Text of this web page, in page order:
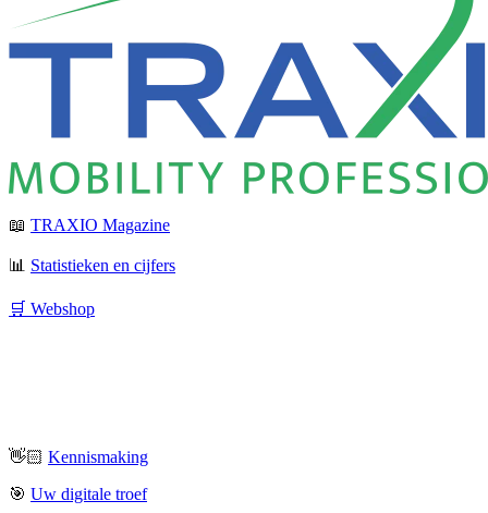
📖 TRAXIO Magazine
📊 Statistieken en cijfers
🛒 Webshop
👋🏻 Kennismaking
🎯 Uw digitale troef